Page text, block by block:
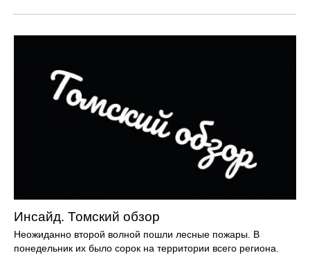
Инсайд. Томский обзор
Неожиданно второй волной пошли лесные пожары. В
понедельник их было сорок на территории всего региона.